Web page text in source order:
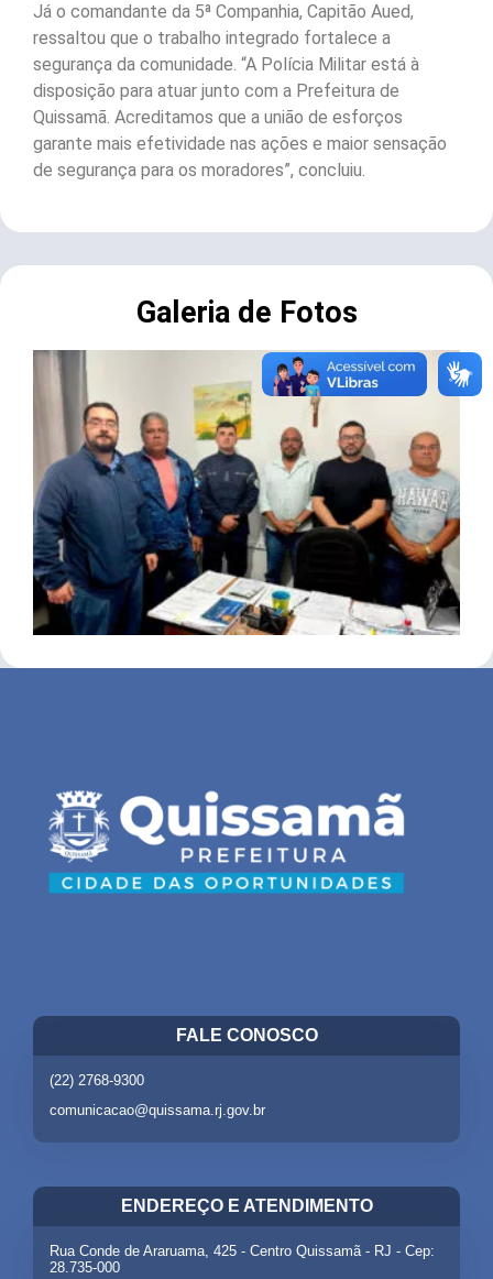
Já o comandante da 5ª Companhia, Capitão Aued,
ressaltou que o trabalho integrado fortalece a
segurança da comunidade. “A Polícia Militar está à
disposição para atuar junto com a Prefeitura de
Quissamã. Acreditamos que a união de esforços
garante mais efetividade nas ações e maior sensação
de segurança para os moradores”, concluiu.
Galeria de Fotos
FALE CONOSCO
(22) 2768-9300
comunicacao@quissama.rj.gov.br
ENDEREÇO E ATENDIMENTO
Rua Conde de Araruama, 425 - Centro Quissamã - RJ - Cep:
28.735-000